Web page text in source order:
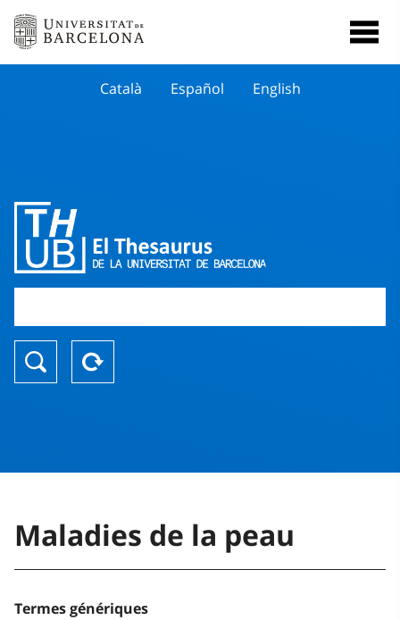
Català Español English
Maladies de la peau
Termes génériques